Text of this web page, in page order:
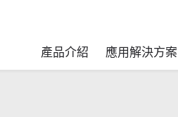
產品介紹 應用解決方案